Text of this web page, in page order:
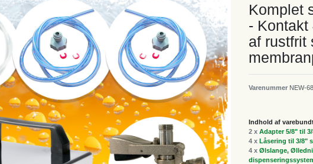
Komplet
-
af rustfrit
Varenummer NEW-
Indhold af
2 x Adapter 5/8" til
4 x Låsering til 3/8"
4 x Ølslange,